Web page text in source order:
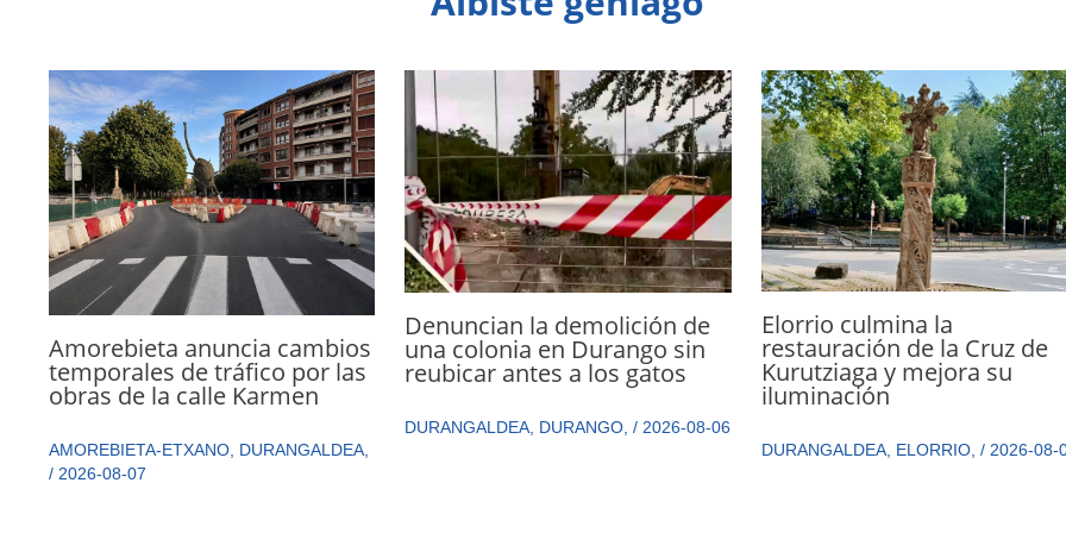
Amorebieta anuncia cambios
temporales de tráfico por las
obras de la calle Karmen
AMOREBIETA-ETXANO, DURANGALDEA,
/ 2026-08-07
Denuncian la demolición de
una colonia en Durango sin
reubicar antes a los gatos
DURANGALDEA DURANGO ,/ 2026-08-06
Elorrio culmina la
restauración de la Cruz de
Kurutziaga y mejora su
iluminación
DURANGALDEA, ELORRIO, / 2026-08-